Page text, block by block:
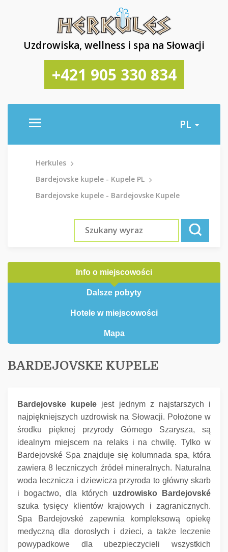
Uzdrowiska, wellness i spa na Słowacji
+421 905 330 834
PL
Herkules
Bardejovske kupele - Kupele PL
Bardejovske kupele - Bardejovske Kupele
Info o miejscowości
Dalsze pobyty
Hotele w miejscowości
Mapa
BARDEJOVSKE KUPELE
Bardejovske kupele jest jednym z najstarszych i
najpiękniejszych uzdrowisk na Słowacji. Położone w
środku pięknej przyrody Górnego Szarysza, są
idealnym miejscem na relaks i na chwilę. Tylko w
Bardejovské Spa znajduje się kolumnada spa, która
zawiera 8 leczniczych źródeł mineralnych. Naturalna
woda lecznicza i dziewicza przyroda to główny skarb
i bogactwo, dla których uzdrowisko Bardejovské
szuka tysięcy klientów krajowych i zagranicznych.
Spa Bardejovské zapewnia kompleksową opiekę
medyczną dla dorosłych i dzieci, a także leczenie
powypadkowe dla ubezpieczycieli wszystkich